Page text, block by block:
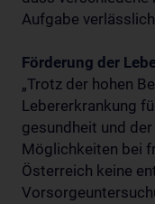
Aufgabe
Förderung der
„Trotz der hohen
Lebererkrankung
gesundheit und
Möglichkeiten bei
Österreich keine